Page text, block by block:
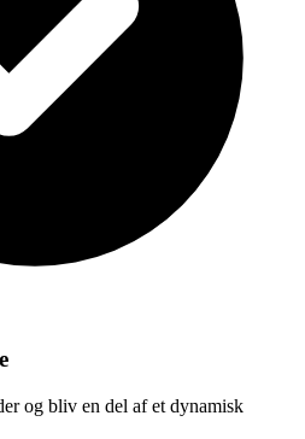
og bliv en del af et dynamisk